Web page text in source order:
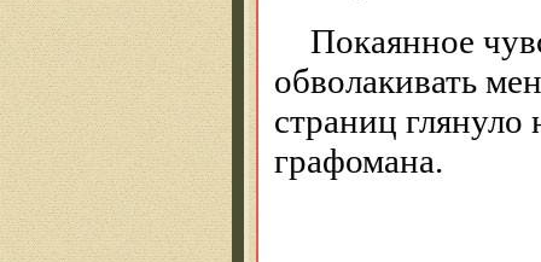
Покаянное
обволакивать
страниц глянуло
графомана.